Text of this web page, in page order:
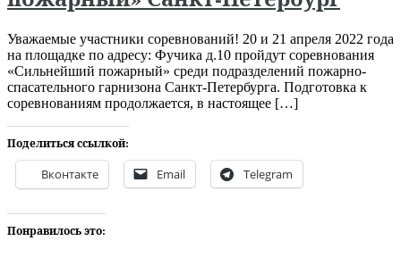
Уважаемые участники соревнований! 20 и 21 апреля 2022 года
на площадке по адресу: Фучика д.10 пройдут соревнования
«Сильнейший пожарный» среди подразделений пожарно-
спасательного гарнизона Санкт-Петербурга. Подготовка к
соревнованиям продолжается, в настоящее […]
Поделиться ссылкой:
Вконтакте Email Telegram
Понравилось это: